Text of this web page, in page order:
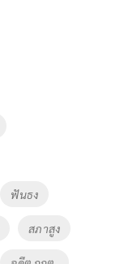
ฟันธง
สภาสูง